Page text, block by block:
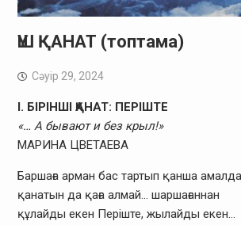
ҮШ ҚАНАТ (топтама)
Сәуір 29, 2024
I. БІРІНШІ ҚАНАТ: ПЕРІШТЕ
«… А бывают и без крыл!»
МАРИНА ЦВЕТАЕВА
Баршаға арман бас тартып қанша
қанатын да қаға алмай… шаршағаннан
құлайды екен Періште, жылайды екен…